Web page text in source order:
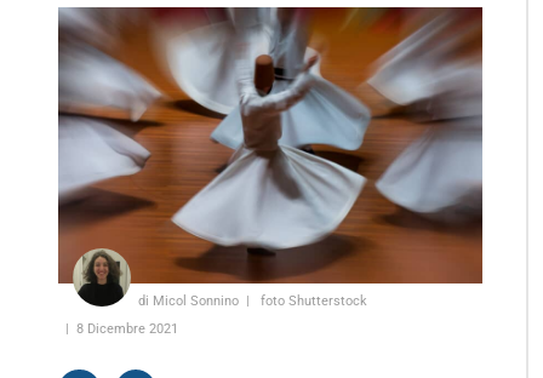
di Micol Sonnino
foto Shutterstock
8 Dicembre 2021